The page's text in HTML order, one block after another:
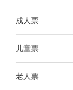
成人票
儿童票
老人票